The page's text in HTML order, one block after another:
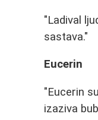
"Ladival
sastava."
Eucerin
"Eucerin
izaziva